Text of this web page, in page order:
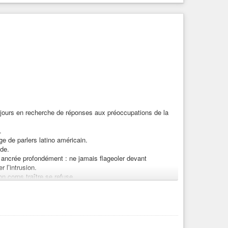
en recherche de réponses aux préoccupations de la
de parlers latino américain.
profondément : ne jamais flageoler devant
l’intrusion.
corps traître se refuse.
faut bien pour quitter les mâchicoulis du fort intérieur et
vie.
au marché entre 2 marchandages, aux ânes
d ‘une tortilla ou d’une enchilada.